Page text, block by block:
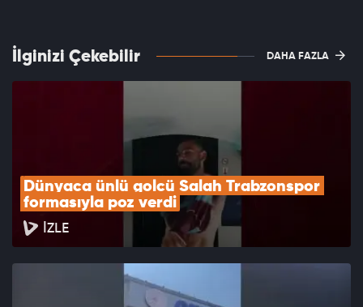
İlginizi Çekebilir DAHA FAZLA
Dünyaca ünlü golcü Salah Trabzonspor
formasıyla poz verdi
İZLE